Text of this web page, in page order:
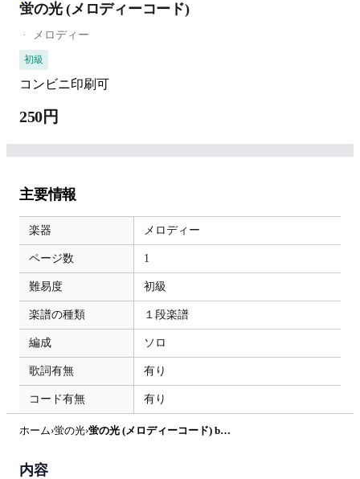
蛍の光 (メロディーコード)
メロディー
初級
コンビニ印刷可
250円
主要情報
楽器 メロディー
ページ数 1
難易度 初級
楽譜の種類 １段楽譜
編成 ソロ
歌詞有無 有り
コード有無 有り
ホーム›蛍の光› 蛍の光 (メロディーコード) by pfkaori
内容